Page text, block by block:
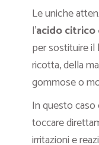
Le uniche
l’acido
per sostituire il
ricotta, della
gommose o
In questo
toccare
irritazioni e